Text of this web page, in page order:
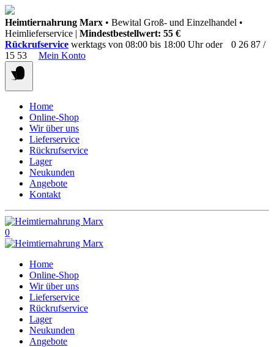
Springen
Sie
zum
Inhalt
Heimtiernahrung Marx • Bewital Groß- und Einzelhandel •
Heimlieferservice | Mindestbestellwert: 55 €
Rückrufservice werktags von 08:00 bis 18:00 Uhr oder
0 26 87 /
15 53
Mein Konto
Home
Online-Shop
Wir über uns
Lieferservice
Rückrufservice
Lager
Neukunden
Angebote
Kontakt
0
Home
Online-Shop
Wir über uns
Lieferservice
Rückrufservice
Lager
Neukunden
Angebote